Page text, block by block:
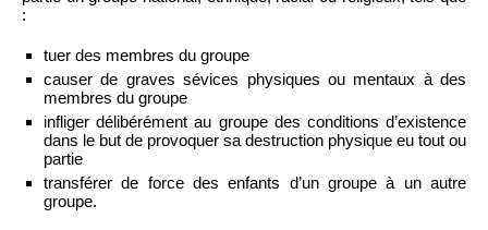
:
tuer des membres du groupe
causer de graves sévices physiques ou mentaux à des
membres du groupe
infliger délibérément au groupe des conditions d’existence
dans le but de provoquer sa destruction physique eu tout ou
partie
transférer de force des enfants d’un groupe à un autre
groupe.